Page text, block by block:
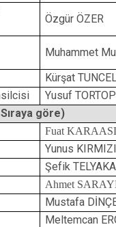
Özgür ÖZER
Muhammet
Kürşat
Yusuf TORTOP
göre)
Fuat
Yunus
Şefik
Ahmet
Mustafa
Meltemcan